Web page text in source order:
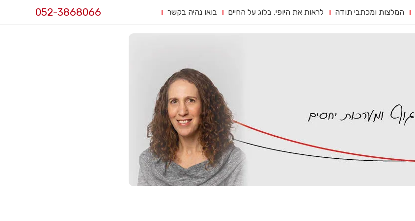
המלצות ומכתבי תודה לראות את היופי. בלוג על החיים בואו נהיה בקשר 052-3868066